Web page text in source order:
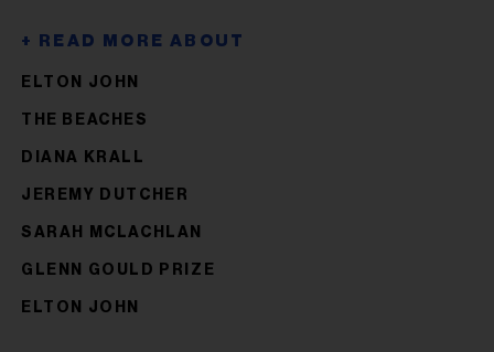
ELTON JOHN
THE BEACHES
DIANA KRALL
JEREMY DUTCHER
SARAH MCLACHLAN
GLENN GOULD PRIZE
ELTON JOHN